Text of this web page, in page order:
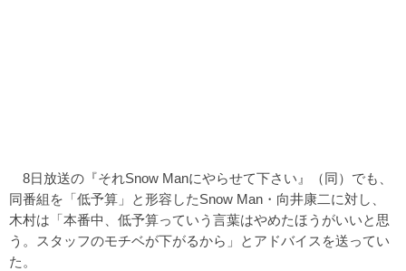
8日放送の『それSnow Manにやらせて下さい』（同）でも、
同番組を「低予算」と形容したSnow Man・向井康二に対し、
木村は「本番中、低予算っていう言葉はやめたほうがいいと思
う。スタッフのモチベが下がるから」とアドバイスを送ってい
た。